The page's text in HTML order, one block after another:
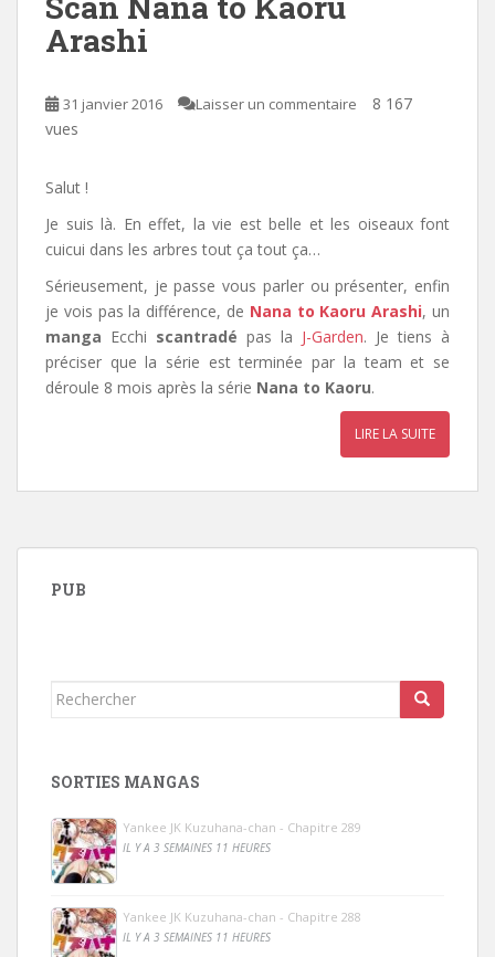
Arashi
31 janvier 2016 Laisser un commentaire
8 167
vues
Salut !
Je suis là. En effet, la vie est belle et les oiseaux font
cuicui dans les arbres tout ça tout ça…
Sérieusement, je passe vous parler ou présenter, enfin
je vois pas la différence, de Nana to Kaoru Arashi, un
manga Ecchi scantradé pas la J-Garden. Je tiens à
préciser que la série est terminée par la team et se
déroule 8 mois après la série Nana to Kaoru.
LIRE LA SUITE
PUB
Rechercher...
SORTIES MANGAS
Yankee JK Kuzuhana-chan - Chapitre 289
IL Y A 3 SEMAINES 11 HEURES
Yankee JK Kuzuhana-chan - Chapitre 288
IL Y A 3 SEMAINES 11 HEURES